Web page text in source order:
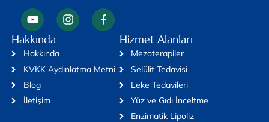
Hakkında
Hakkında
KVKK Aydınlatma Metni
Blog
İletişim
Hizmet Alanları
Mezoterapiler
Selülit Tedavisi
Leke Tedavileri
Yüz ve Gıdı İnceltme
Enzimatik Lipoliz